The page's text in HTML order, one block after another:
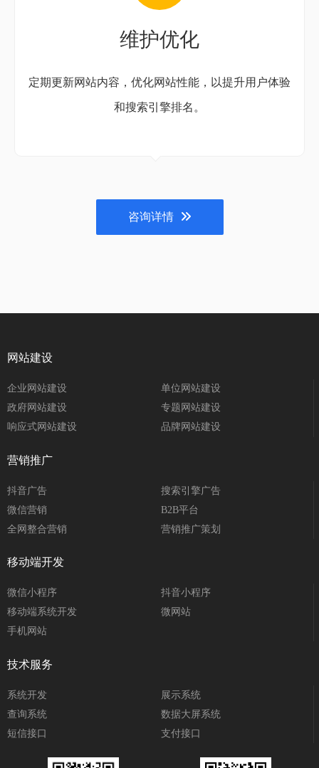
维护优化
定期更新网站内容，优化网站性能，以提升用户体验
和搜索引擎排名。
咨询详情
网站建设
企业网站建设
单位网站建设
政府网站建设
专题网站建设
响应式网站建设
品牌网站建设
营销推广
抖音广告
搜索引擎广告
微信营销
B2B平台
全网整合营销
营销推广策划
移动端开发
微信小程序
抖音小程序
移动端系统开发
微网站
手机网站
技术服务
系统开发
展示系统
查询系统
数据大屏系统
短信接口
支付接口